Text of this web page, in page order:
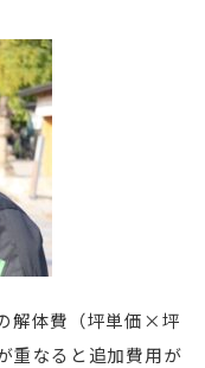
解体費（坪単価×坪
重なると追加費用が